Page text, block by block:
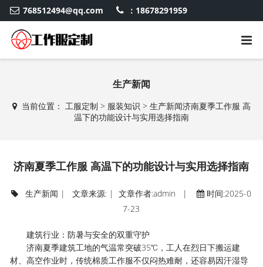
768512494@qq.com ：18678291959
生产新闻
当前位置： 工服定制 > 服装知识 > 生产新闻济南夏季工作服 高
温下的功能设计与实用选择指南
济南夏季工作服 高温下的功能设计与实用选择指南
生产新闻 | 文章来源: | 文章作者:admin |
时间:2025-0
7-23
建筑行业：防暑与安全的双重守护
济南夏季建筑工地的气温常突破35℃，工人在烈日下搬运建
材、高空作业时，传统棉质工作服不仅闷热难耐，还容易因汗湿导